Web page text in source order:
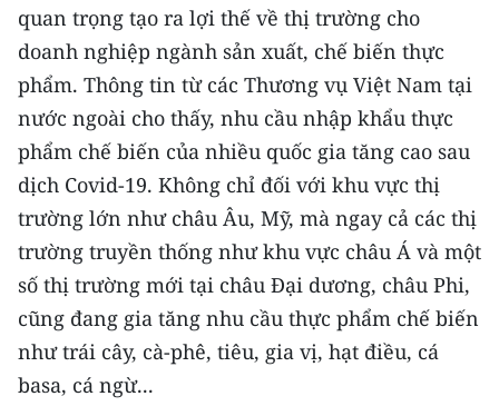
Media Du lịch
Media Thế giới
Media Thể thao
Media Y tế
Media Khoa học - Công nghệ
Media Môi trường
Ảnh
quan trọng tạo ra lợi thế về thị trường cho
doanh nghiệp ngành sản xuất, chế biến thực
phẩm. Thông tin từ các Thương vụ Việt Nam tại
nước ngoài cho thấy, nhu cầu nhập khẩu thực
phẩm chế biến của nhiều quốc gia tăng cao sau
dịch Covid-19. Không chỉ đối với khu vực thị
trường lớn như châu Âu, Mỹ, mà ngay cả các thị
trường truyền thống như khu vực châu Á và một
số thị trường mới tại châu Ðại dương, châu Phi,
cũng đang gia tăng nhu cầu thực phẩm chế biến
như trái cây, cà-phê, tiêu, gia vị, hạt điều, cá
basa, cá ngừ...